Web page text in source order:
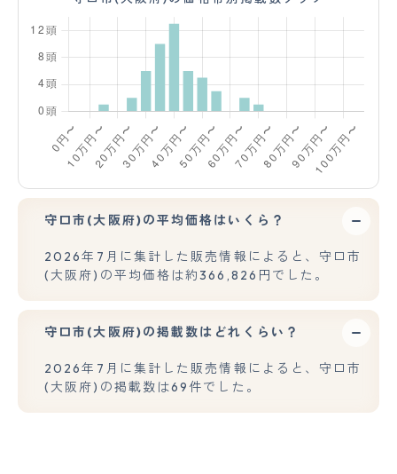
守口市(大阪府)の平均価格はいくら？
2026年7月に集計した販売情報によると、守口市
(大阪府)の平均価格は約366,826円でした。
守口市(大阪府)の掲載数はどれくらい？
2026年7月に集計した販売情報によると、守口市
(大阪府)の掲載数は69件でした。